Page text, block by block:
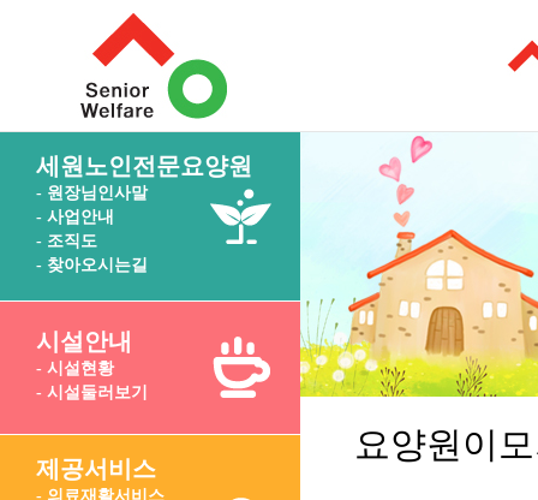
세원노인전문요양원
- 원장님인사말
- 사업안내
- 조직도
- 찾아오시는길
시설안내
- 시설현황
- 시설둘러보기
제공서비스
- 의료재활서비스
요양원이